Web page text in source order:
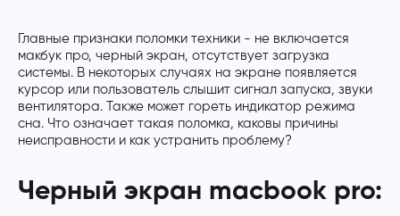
Главные признаки поломки техники - не включается
макбук про, черный экран, отсутствует загрузка
системы. В некоторых случаях на экране появляется
курсор или пользователь слышит сигнал запуска, звуки
вентилятора. Также может гореть индикатор режима
сна. Что означает такая поломка, каковы причины
неисправности и как устранить проблему?
Черный экран macbook pro: